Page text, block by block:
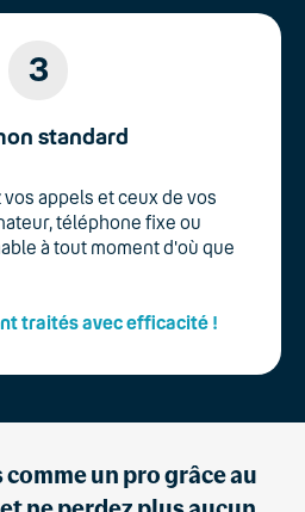
3
standard
appels et ceux de vos
téléphone fixe ou
à tout moment d'où que
traités avec efficacité !
un pro grâce au